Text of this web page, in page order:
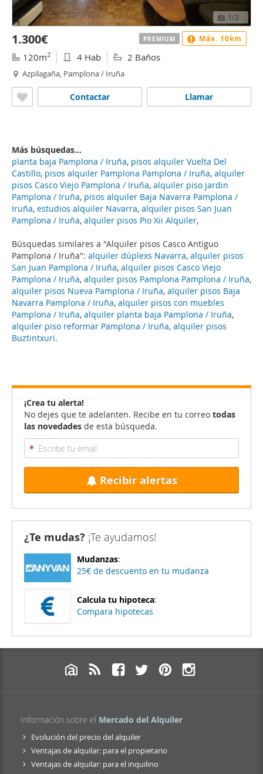
Búsquedas similares a "Alquiler pisos Casco Antiguo
Pamplona / Iruña": alquiler dúplexs Navarra, alquiler pisos
San Juan Pamplona / Iruña, alquiler pisos Casco Viejo
Pamplona / Iruña, alquiler pisos Pamplona Pamplona / Iruña,
alquiler pisos Nueva Pamplona / Iruña, alquiler pisos Baja
Navarra Pamplona / Iruña, alquiler pisos con muebles
Pamplona / Iruña, alquiler planta baja Pamplona / Iruña,
alquiler piso reformar Pamplona / Iruña, alquiler pisos
Buztintxuri.
1/2
1.300€
120m2 4 Hab 2 Baños
Azpilagaña, Pamplona / Iruña
Llamar
Contactar
PREMIUM Máx. 10km
Más búsquedas...
planta baja Pamplona / Iruña, pisos alquiler Vuelta Del
Castillo, pisos alquiler Pamplona Pamplona / Iruña, alquiler
pisos Casco Viejo Pamplona / Iruña, alquiler piso jardin
Pamplona / Iruña, pisos alquiler Baja Navarra Pamplona /
Iruña, estudios alquiler Navarra, alquiler pisos San Juan
Pamplona / Iruña, alquiler pisos Pio Xii Alquiler,
¡Crea tu alerta!
No dejes que te adelanten. Recibe en tu correo todas
las novedades de esta búsqueda.
Recibir alertas
¿Te mudas? ¡Te ayudamos!
Mudanzas:
25€ de descuento en tu mudanza
Calcula tu hipoteca:
Compara hipotecas
Información sobre el Mercado del Alquiler
Evolución del precio del alquiler
Ventajas de alquilar: para el propietario
Ventajas de alquilar: para el inquilino